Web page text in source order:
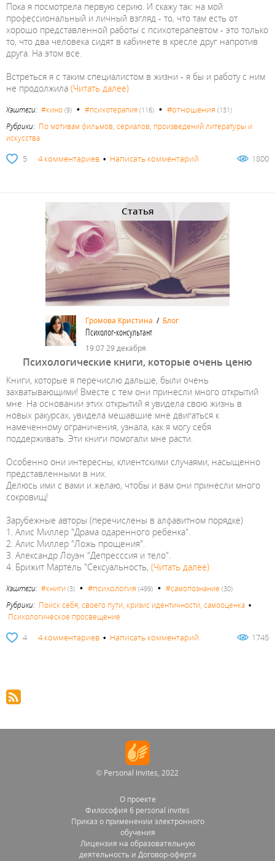
Пока я посмотрела первую серию. И скажу так: на мой
профессиональный и личный взгляд - то, что там есть от
хорошо представленной работы с психотерапевтом - это только
то, что два человека сидят в кабинете в кресле друг напротив
друга. На этом все.
Встреться я с таким специалистом в жизни - я бы и работу с ним
не продолжила (Читать далее)
Хэштеги: #кино (9) • #психотерапия (116) • #отношения (131)
Рубрики: По мотивам фильмов, сериалов, произведений литературы и
искусства
5 4 комментариев • Написать комментарий 1800
Статья
Громова Кристина / Блог
Психолог-консультант
19:07 29 декабря
Психологические книги, которые очень ценю
Книги, которые я перечислю дальше, были очень
захватывающими! Вместе с тем они принесли много открытий
мне. На основании этих открытий я увидела свою жизнь в
новых ракурсах, увидела мешавшие мне двигаться к
намеченному ограничения, узнала, как я могу себя
поддерживать. Эти книги помогали мне расти.
Особенно они интересны, клиентскими случаями, насыщенно
представленными в них.
Делюсь ими с вами и желаю, чтобы и вам они принесли много
сокровищ!
Зарубежные авторы (перечислены в алфавитном порядке)
1. Алис Миллер "Драма одаренного ребенка".
2. Алис Миллер "Ложь прощения".
3. Александр Лоуэн "Депресссия и тело".
4. Брижит Мартель "Сексуальность, (Читать далее)
Хэштеги: #книги (3) • #психология (499) • #самопознание (30)
Рубрики: Поиск себя, своего пути, кризис идентичности, самооценка •
Психологическое просвещение
4 4 комментариев • Написать комментарий 1745
© Personal Invites, 2022
О проекте
Философия 6 personal invites
Приказ о применении электронного
обучения
Лицензия на образовательную
деятельность и Договор-оферта